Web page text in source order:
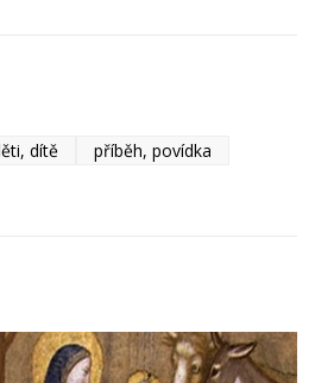
dítě
příběh, povídka